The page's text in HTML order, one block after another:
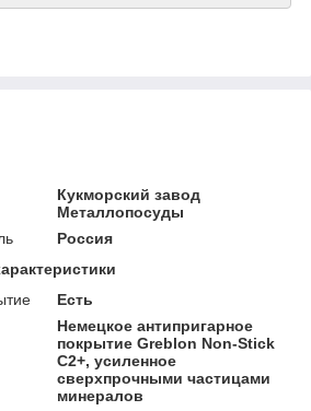
Кукморский завод
Металлопосуды
Россия
Есть
Немецкое антипригарное
покрытие Greblon Non-Stick
C2+, усиленное
сверхпрочными частицами
минералов